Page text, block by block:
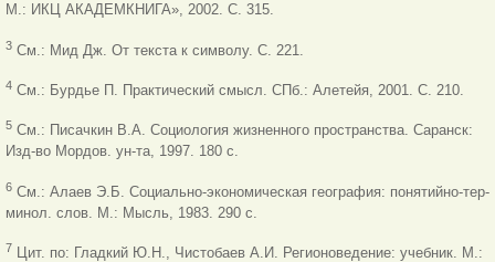
М.: ИКЦ АКАДЕМКНИГА», 2002. С. 315.
3 См.: Мид Дж. От текста к символу. С. 221.
4 См.: Бурдье П. Практический смысл. СПб.: Алетейя, 2001. С. 210.
5 См.: Писачкин В.А. Социология жизненного пространства. Саранск:
Изд-во Мордов. ун-та, 1997. 180 с.
6 См.: Алаев Э.Б. Социально-экономическая география: понятийно-тер-
минол. слов. М.: Мысль, 1983. 290 с.
7
Цит. по: Гладкий Ю.Н., Чистобаев А.И. Регионоведение: учебник. М.: